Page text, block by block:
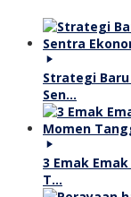
Strategi
Sen…
3 Emak
T…